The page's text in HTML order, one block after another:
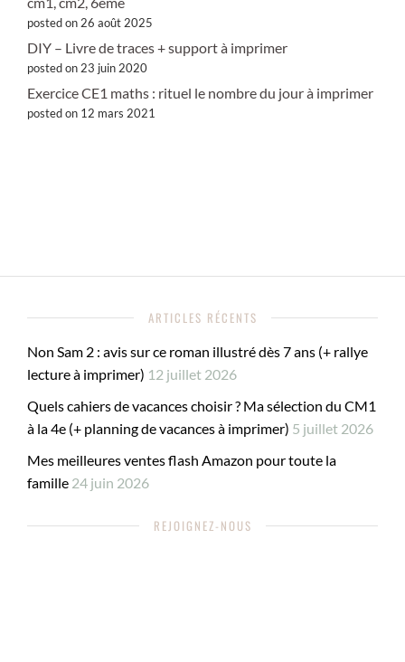
posted on 26 août 2025
DIY – Livre de traces + support à imprimer
posted on 23 juin 2020
Exercice CE1 maths : rituel le nombre du jour à imprimer
posted on 12 mars 2021
ARTICLES RÉCENTS
Non Sam 2 : avis sur ce roman illustré dès 7 ans (+ rallye
lecture à imprimer) 12 juillet 2026
Quels cahiers de vacances choisir ? Ma sélection du CM1
à la 4e (+ planning de vacances à imprimer) 5 juillet 2026
Mes meilleures ventes flash Amazon pour toute la
famille 24 juin 2026
REJOIGNEZ-NOUS